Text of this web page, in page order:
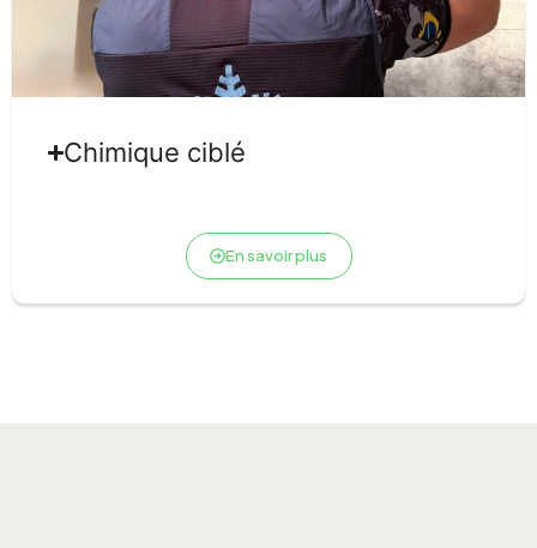
Chimique ciblé
En savoir plus